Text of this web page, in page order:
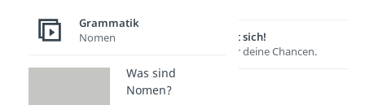
Lernen lohnt sich!
Entdecke hier deine Chancen.
Grammatik
Nomen
Was sind
Nomen?